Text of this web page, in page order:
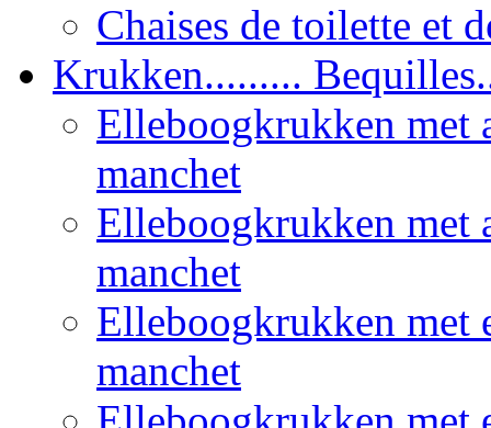
Chaises de toilette et
Krukken.........
Elleboogkrukken met
manchet
Elleboogkrukken met
manchet
Elleboogkrukken met
manchet